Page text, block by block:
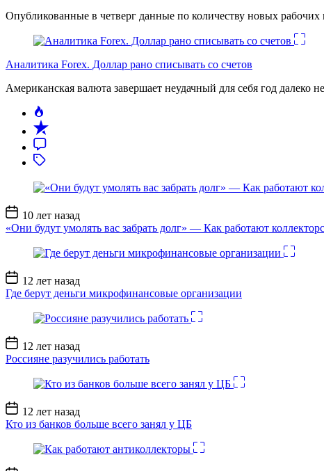
Опубликованные в четверг данные по количеству новых
Аналитика Forex. Доллар рано списывать со счетов
Американская валюта завершает неудачный для себя год
Дата
записи
10 лет назад
«Они будут умолять вас забрать долг» — Как работают
Дата
записи
12 лет назад
Где берут деньги микрофинансовые организации
Дата
записи
12 лет назад
Россияне разучились работать
Дата
записи
12 лет назад
Кто из банков больше всего занял у ЦБ